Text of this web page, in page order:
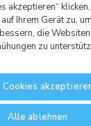
S.r.l. mit
und
Comolli, 16 -
und
akzeptieren“
Ihrem Gerät zu,
die
zu
Alle ablehnen